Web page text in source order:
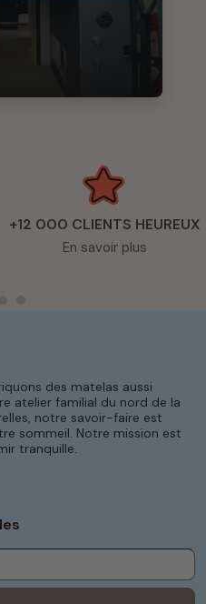
+12 000 CLIENTS HEUREUX
En savoir plus
des matelas aussi
atelier familial du nord de la
notre savoir-faire est
sommeil. Notre mission est
tranquille.